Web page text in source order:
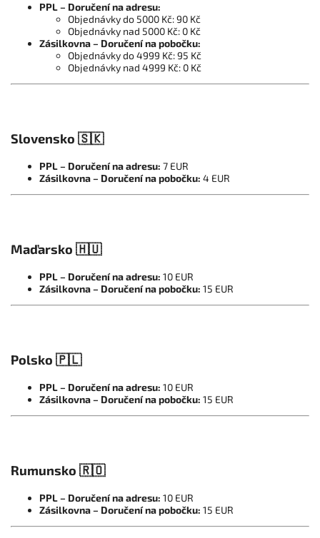
PPL – Doručení na adresu:
Objednávky do 5000 Kč: 90 Kč
Objednávky nad 5000 Kč: 0 Kč
Zásilkovna – Doručení na pobočku:
Objednávky do 4999 Kč: 95 Kč
Objednávky nad 4999 Kč: 0 Kč
Slovensko 🇸🇰
PPL – Doručení na adresu: 7 EUR
Zásilkovna – Doručení na pobočku: 4 EUR
Maďarsko 🇭🇺
PPL – Doručení na adresu: 10 EUR
Zásilkovna – Doručení na pobočku: 15 EUR
Polsko 🇵🇱
PPL – Doručení na adresu: 10 EUR
Zásilkovna – Doručení na pobočku: 15 EUR
Rumunsko 🇷🇴
PPL – Doručení na adresu: 10 EUR
Zásilkovna – Doručení na pobočku: 15 EUR